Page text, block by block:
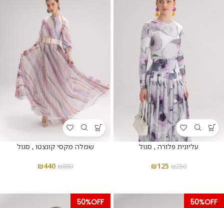
עליונית פלורה , סגול
₪250
₪125
שמלה מקסי קונצטו , סגול
₪880
₪440
50%OFF
50%OFF